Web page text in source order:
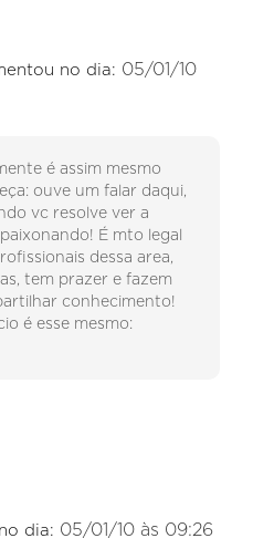
no dia: 05/01/10
é assim mesmo
ouve um falar daqui,
vc resolve ver a
É mto legal
dessa area,
tem prazer e fazem
conhecimento!
é esse mesmo:
dia: 05/01/10 às 09:26